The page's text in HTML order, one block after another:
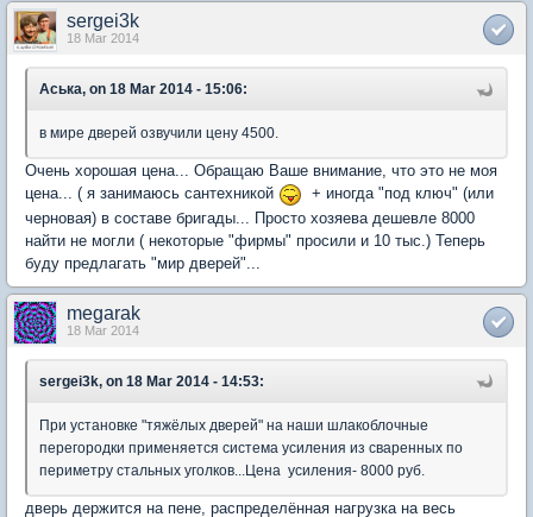
sergei3k
18 Mar 2014
Аська, on 18 Mar 2014 - 15:06:
в мире дверей озвучили цену 4500.
Очень хорошая цена... Обращаю Ваше внимание, что это не моя
цена... ( я занимаюсь сантехникой
+ иногда "под ключ" (или
черновая) в составе бригады... Просто хозяева дешевле 8000
найти не могли ( некоторые "фирмы" просили и 10 тыс.) Теперь
буду предлагать "мир дверей"...
megarak
18 Mar 2014
sergei3k, on 18 Mar 2014 - 14:53:
При установке "тяжёлых дверей" на наши шлакоблочные
перегородки применяется система усиления из сваренных по
периметру стальных уголков...Цена усиления- 8000 руб.
дверь держится на пене, распределённая нагрузка на весь